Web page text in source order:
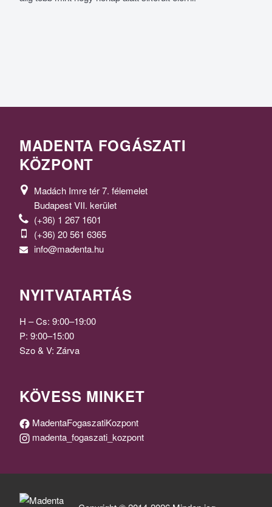
MADENTA FOGÁSZATI
KÖZPONT
Madách Imre tér 7. félemelet
Budapest VII. kerület
(+36) 1 267 1601
(+36) 20 561 6365
info@madenta.hu
NYITVATARTÁS
H – Cs: 9:00–19:00
P: 9:00–15:00
Szo & V: Zárva
KÖVESS MINKET
MadentaFogaszatiKozpont
madenta_fogaszati_kozpont